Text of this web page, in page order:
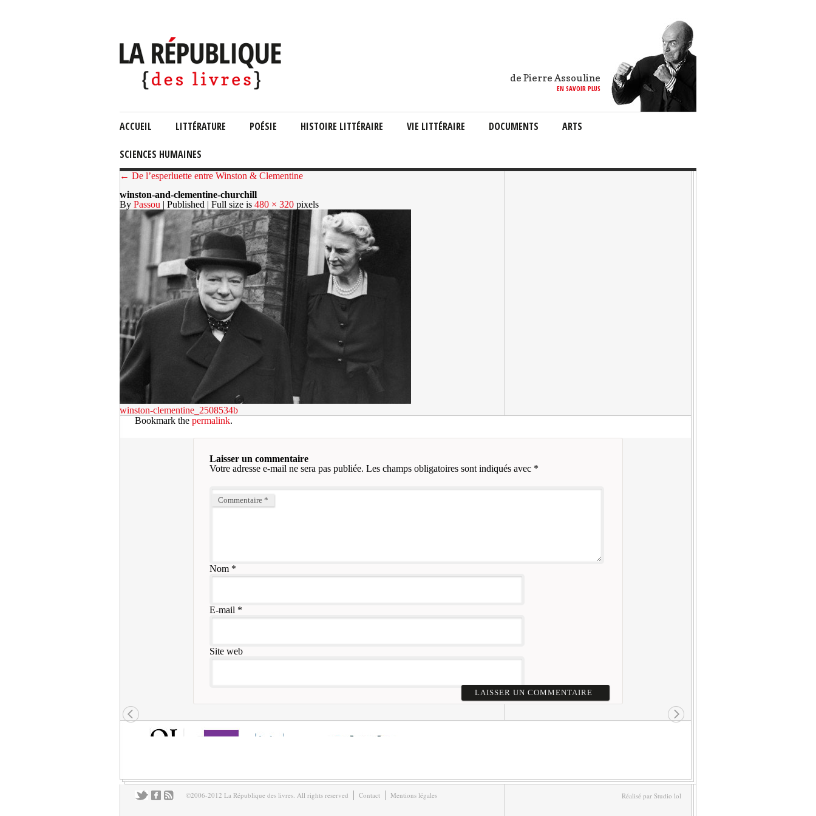
de Pierre Assouline
EN SAVOIR PLUS
ACCUEIL LITTÉRATURE POÉSIE HISTOIRE LITTÉRAIRE VIE LITTÉRAIRE DOCUMENTS ARTS
SCIENCES HUMAINES
← De l’esperluette entre Winston & Clementine
winston-and-clementine-churchill
By Passou | Published | Full size is 480 × 320 pixels
winston-clementine_2508534b
Bookmark the permalink.
Laisser un commentaire
Votre adresse e-mail ne sera pas publiée. Les champs obligatoires sont indiqués avec *
Commentaire *
Nom*
E-mail *
Site web
Réalisé par Studio lol
©2006-2012 La République des livres. All rights reserved Contact Mentions légales